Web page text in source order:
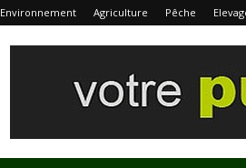
Environnement Agriculture Pêche